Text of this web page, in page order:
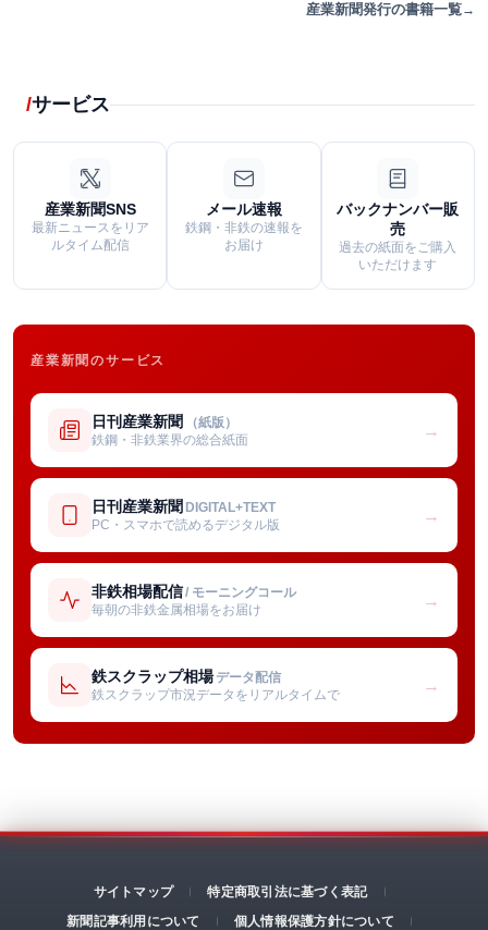
産業新聞発行の書籍一覧
サービス
産業新聞SNS
最新ニュースをリア
ルタイム配信
メール速報
鉄鋼・非鉄の速報を
お届け
バックナンバー販
売
過去の紙面をご購入
いただけます
産業新聞のサービス
日刊産業新聞 （紙版）
鉄鋼・非鉄業界の総合紙面
→
日刊産業新聞 DIGITAL+TEXT
PC・スマホで読めるデジタル版
→
非鉄相場配信/ モーニングコール
毎朝の非鉄金属相場をお届け
→
鉄スクラップ相場 データ配信
鉄スクラップ市況データをリアルタイムで
→
サイトマップ
特定商取引法に基づく表記
新聞記事利用について
個人情報保護方針について